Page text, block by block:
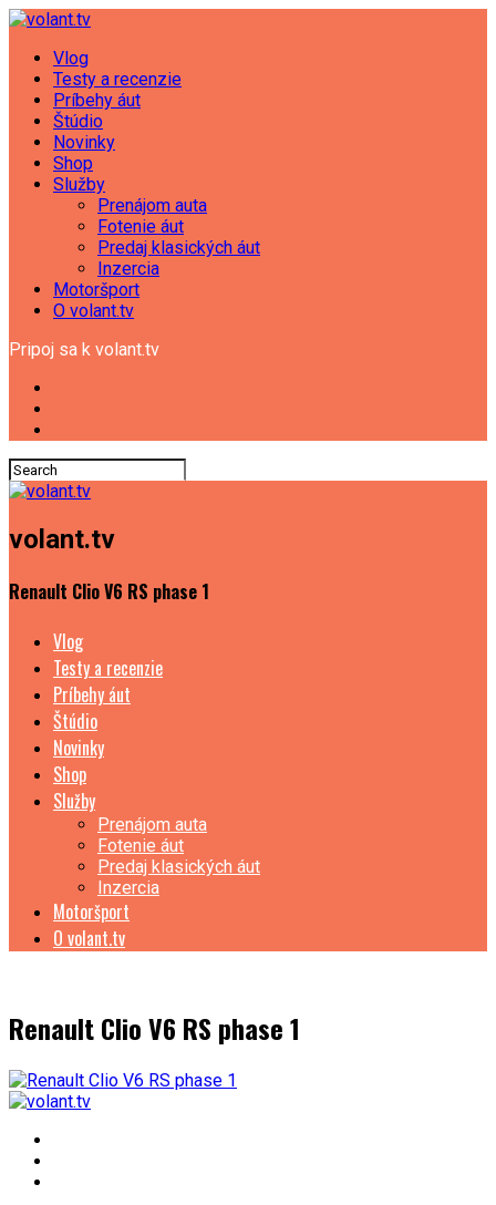
Vlog
Testy a recenzie
Príbehy áut
Štúdio
Novinky
Shop
Služby
Prenájom auta
Fotenie áut
Predaj klasických áut
Inzercia
Motoršport
O volant.tv
Pripoj sa k volant.tv
volant.tv
Renault Clio V6 RS phase 1
Vlog
Testy a recenzie
Príbehy áut
Štúdio
Novinky
Shop
Služby
Prenájom auta
Fotenie áut
Predaj klasických áut
Inzercia
Motoršport
O volant.tv
Renault Clio V6 RS phase 1